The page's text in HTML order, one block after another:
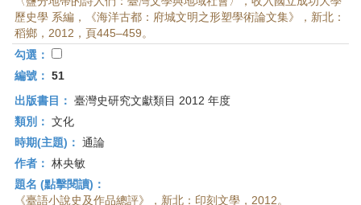
歷史學 系編，《海洋古都：府城文明之形塑學術論文集》，新北：
稻鄉，2012，頁445–459。
勾選：
編號： 51
出版書目： 臺灣史研究文獻類目 2012 年度
類別： 文化
時期(主題)： 通論
作者： 林央敏
題名 (點擊閱讀)：
《臺語小說史及作品總評》，新北：印刻文學，2012。